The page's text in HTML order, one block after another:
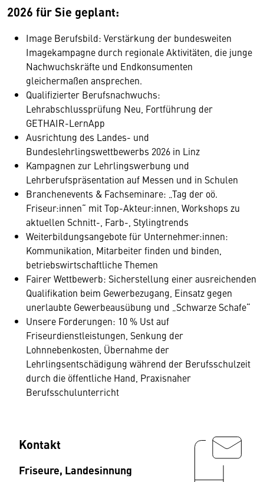
2026 für Sie geplant:
Image Berufsbild: Verstärkung der bundesweiten
Imagekampagne durch regionale Aktivitäten, die junge
Nachwuchskräfte und Endkonsumenten
gleichermaßen ansprechen.
Qualifizierter Berufsnachwuchs:
Lehrabschlussprüfung Neu, Fortführung der
GETHAIR-LernApp
Ausrichtung des Landes- und
Bundeslehrlingswettbewerbs 2026 in Linz
Kampagnen zur Lehrlingswerbung und
Lehrberufspräsentation auf Messen und in Schulen
Branchenevents & Fachseminare: „Tag der oö.
Friseur:innen“ mit Top-Akteur:innen, Workshops zu
aktuellen Schnitt-, Farb-, Stylingtrends
Weiterbildungsangebote für Unternehmer:innen:
Kommunikation, Mitarbeiter finden und binden,
betriebswirtschaftliche Themen
Fairer Wettbewerb: Sicherstellung einer ausreichenden
Qualifikation beim Gewerbezugang, Einsatz gegen
unerlaubte Gewerbeausübung und „Schwarze Schafe“
Unsere Forderungen: 10 % Ust auf
Friseurdienstleistungen, Senkung der
Lohnnebenkosten, Übernahme der
Lehrlingsentschädigung während der Berufsschulzeit
durch die öffentliche Hand, Praxisnaher
Berufsschulunterricht
Kontakt
Friseure, Landesinnung